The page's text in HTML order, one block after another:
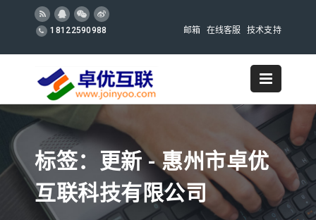
18122590988 邮箱 在线客服 技术支持
标签：更新 - 惠州市卓优
互联科技有限公司